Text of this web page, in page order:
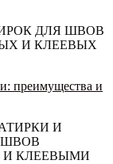
ДЛЯ ШВОВ
И КЛЕЕВЫХ
преимущества и
И
И КЛЕЕВЫМИ